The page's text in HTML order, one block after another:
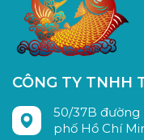
CÔNG TY TNHH
50/37B đường
phố Hồ Chí